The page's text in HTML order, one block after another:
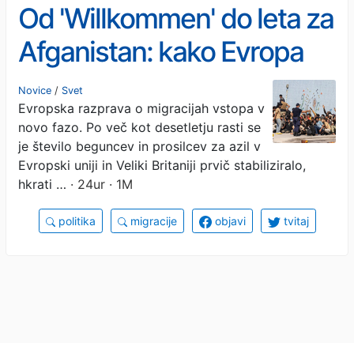
Od 'Willkommen' do leta za
Afganistan: kako Evropa
obrača ploščo
Novice / Svet
Evropska razprava o migracijah vstopa v
novo fazo. Po več kot desetletju rasti se
je število beguncev in prosilcev za azil v
Evropski uniji in Veliki Britaniji prvič stabiliziralo,
hkrati … · 24ur · 1M
politika migracije objavi tvitaj